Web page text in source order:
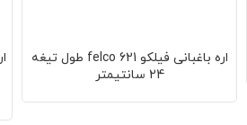
اره باغبانی فیلکو 621 felco طول تیغه
24 سانتیمتر